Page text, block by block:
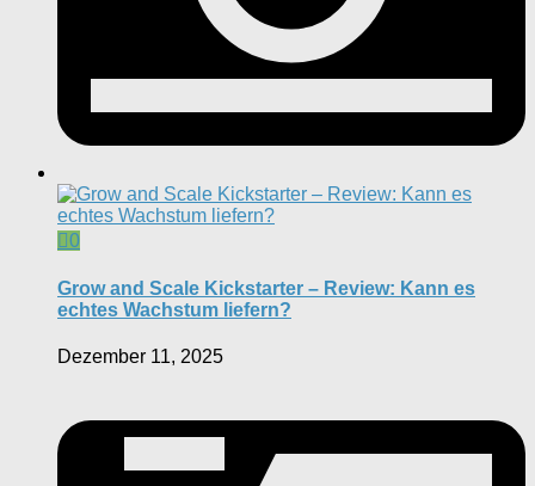
0
Grow and Scale Kickstarter – Review: Kann es
echtes Wachstum liefern?
Dezember 11, 2025